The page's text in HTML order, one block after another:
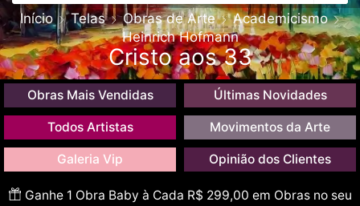
Início Telas Obras de Arte
Academicismo
Heinrich Hofmann
Cristo aos 33
Obras Mais Vendidas Últimas Novidades
Todos Artistas Movimentos da Arte
Galeria Vip Opinião dos Clientes
Ganhe 1 Obra Baby à Cada R$ 299,00 em Obras no seu